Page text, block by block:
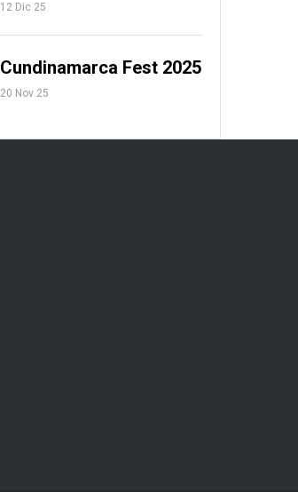
12 Dic 25
Cundinamarca Fest 2025
20 Nov 25